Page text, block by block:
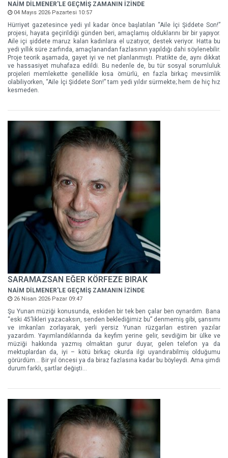
NAİM DİLMENER'LE GEÇMİŞ ZAMANIN İZİNDE
04 Mayıs 2026 Pazartesi 10:57
Hürriyet gazetesince yedi yıl kadar önce başlatılan “Aile İçi Şiddete Son!”
projesi, hayata geçirildiği günden beri, amaçlamış olduklarını bir bir yapıyor.
Aile içi şiddete maruz kalan kadınlara el uzatıyor, destek veriyor. Hatta bu
yedi yıllık süre zarfında, amaçlanandan fazlasının yapıldığı dahi söylenebilir.
Proje teorik aşamada, gayet iyi ve net planlanmıştı. Pratikte de, aynı dikkat
ve hassasiyet muhafaza edildi. Bu nedenle de, bu tür sosyal sorumluluk
projeleri memlekette genellikle kısa ömürlü, en fazla birkaç mevsimlik
olabiliyorken, “Aile İçi Şiddete Son!” tam yedi yıldır sürmekte; hem de hiç hız
kesmeden.
SARAMAZSAN EĞER KÖRFEZE BIRAK
NAİM DİLMENER'LE GEÇMİŞ ZAMANIN İZİNDE
26 Nisan 2026 Pazar 09:47
Şu Yunan müziği konusunda, eskiden bir tek ben çalar ben oynardım. Bana
“eski 45’likleri yazacaksın, senden beklediğimiz bu” denmemiş gibi, şansımı
ve imkanları zorlayarak, yerli yersiz Yunan rüzgarları estiren yazılar
yazardım. Yayımlandıklarında da keyfim yerine gelir, sevdiğim bir ülke ve
müziği hakkında yazmış olmaktan gurur duyar, gelen telefon ya da
mektuplardan da, iyi – kötü birkaç okurda ilgi uyandırabilmiş olduğumu
görürdüm... Bir yıl öncesi ya da biraz fazlasına kadar bu böyleydi. Ama şimdi
durum farklı, şartlar değişti...